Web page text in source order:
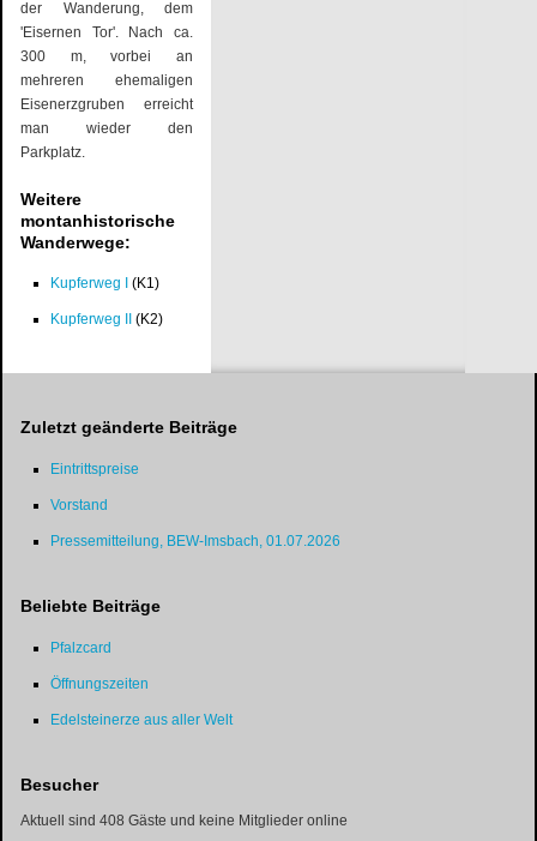
der Wanderung, dem
'Eisernen Tor'. Nach ca.
300 m, vorbei an
mehreren ehemaligen
Eisenerzgruben erreicht
man wieder den
Parkplatz.
Weitere
montanhistorische
Wanderwege:
Kupferweg I (K1)
Kupferweg II (K2)
Zuletzt geänderte Beiträge
Eintrittspreise
Vorstand
Pressemitteilung, BEW-Imsbach, 01.07.2026
Beliebte Beiträge
Pfalzcard
Öffnungszeiten
Edelsteinerze aus aller Welt
Besucher
Aktuell sind 408 Gäste und keine Mitglieder online